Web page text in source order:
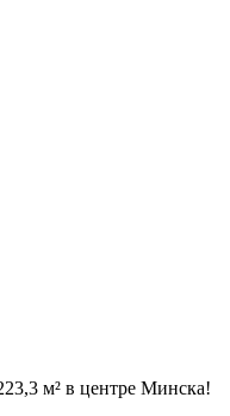
м² в центре Минска!